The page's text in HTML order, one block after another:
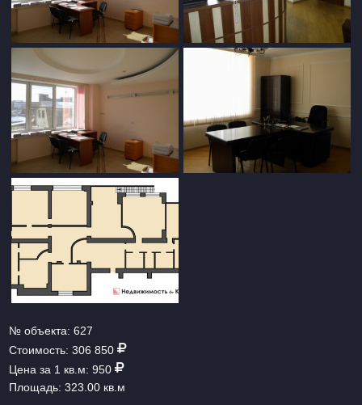
№ объекта:627
Стоимость:306 850
Цена за 1 кв.м:950
Площадь:323.00 кв.м